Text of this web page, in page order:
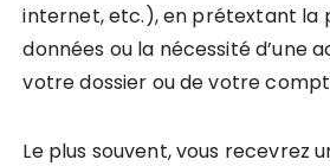
internet, etc.), en prétextant la
données ou la nécessité d’une
votre dossier ou de votre
Le plus souvent, vous recevrez